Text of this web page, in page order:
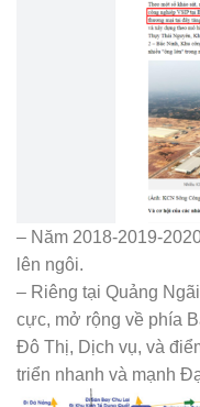
– Năm 2018-2019-
lên ngôi.
– Riêng tại Quảng
cực, mở rộng về phía
Đô Thị, Dịch vụ, và
triển nhanh và mạnh